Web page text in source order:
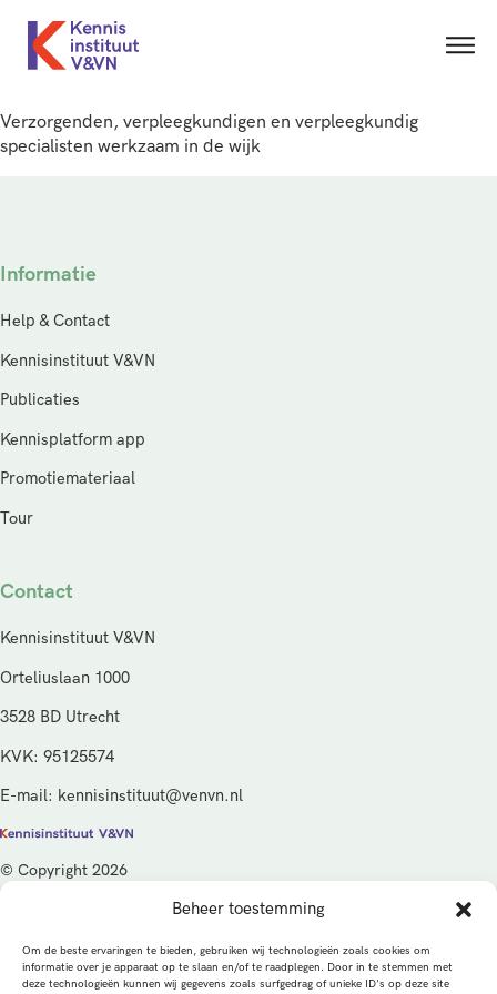
Beheer toestemming
Om de beste ervaringen te bieden, gebruiken wij technologieën zoals cookies om
informatie over je apparaat op te slaan en/of te raadplegen. Door in te stemmen met
deze technologieën kunnen wij gegevens zoals surfgedrag of unieke ID's op deze site
Verzorgenden, verpleegkundigen en verpleegkundig
specialisten werkzaam in de wijk
Informatie
Help & Contact
Kennisinstituut V&VN
Publicaties
Kennisplatform app
Promotiemateriaal
Tour
Contact
Kennisinstituut V&VN
Orteliuslaan 1000
3528 BD Utrecht
KVK: 95125574
E-mail: kennisinstituut@venvn.nl
© Copyright 2026
De activiteiten van het Kennisinstituut V&VN worden gefinancierd
vanuit de kwaliteitsgelden van het ministerie van Volksgezondheid,
Welzijn en Sport (VWS), beheerd door ZonMw.